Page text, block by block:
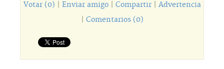
Votar (0) Enviar amigo| Compartir| Advertencia
Comentarios (0)